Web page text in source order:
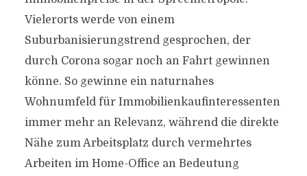
Vielerorts werde von einem
Suburbanisierungstrend gesprochen, der
durch Corona sogar noch an Fahrt gewinnen
könne. So gewinne ein naturnahes
Wohnumfeld für Immobilienkaufinteressenten
immer mehr an Relevanz, während die direkte
Nähe zum Arbeitsplatz durch vermehrtes
Arbeiten im Home-Office an Bedeutung